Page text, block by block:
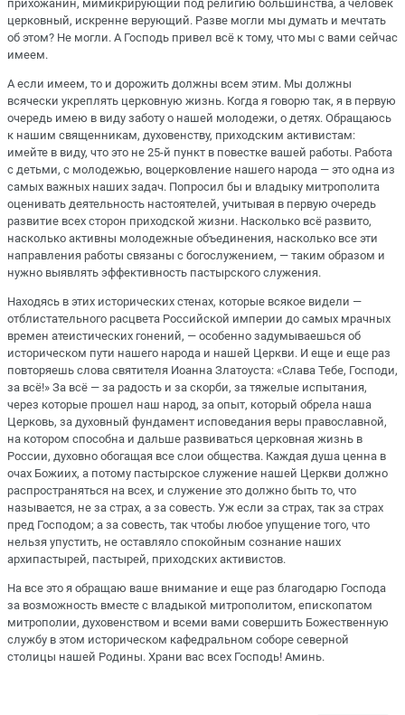
прихожанин, мимикрирующий под религию большинства, а человек
церковный, искренне верующий. Разве могли мы думать и мечтать
об этом? Не могли. А Господь привел всё к тому, что мы с вами сейчас
имеем.
А если имеем, то и дорожить должны всем этим. Мы должны
всячески укреплять церковную жизнь. Когда я говорю так, я в первую
очередь имею в виду заботу о нашей молодежи, о детях. Обращаюсь
к нашим священникам, духовенству, приходским активистам:
имейте в виду, что это не 25-й пункт в повестке вашей работы. Работа
с детьми, с молодежью, воцерковление нашего народа — это одна из
самых важных наших задач. Попросил бы и владыку митрополита
оценивать деятельность настоятелей, учитывая в первую очередь
развитие всех сторон приходской жизни. Насколько всё развито,
насколько активны молодежные объединения, насколько все эти
направления работы связаны с богослужением, — таким образом и
нужно выявлять эффективность пастырского служения.
Находясь в этих исторических стенах, которые всякое видели —
отблистательного расцвета Российской империи до самых мрачных
времен атеистических гонений, — особенно задумываешься об
историческом пути нашего народа и нашей Церкви. И еще и еще раз
повторяешь слова святителя Иоанна Златоуста: «Слава Тебе, Господи,
за всё!» За всё — за радость и за скорби, за тяжелые испытания,
через которые прошел наш народ, за опыт, который обрела наша
Церковь, за духовный фундамент исповедания веры православной,
на котором способна и дальше развиваться церковная жизнь в
России, духовно обогащая все слои общества. Каждая душа ценна в
очах Божиих, а потому пастырское служение нашей Церкви должно
распространяться на всех, и служение это должно быть то, что
называется, не за страх, а за совесть. Уж если за страх, так за страх
пред Господом; а за совесть, так чтобы любое упущение того, что
нельзя упустить, не оставляло спокойным сознание наших
архипастырей, пастырей, приходских активистов.
На все это я обращаю ваше внимание и еще раз благодарю Господа
за возможность вместе с владыкой митрополитом, епископатом
митрополии, духовенством и всеми вами совершить Божественную
службу в этом историческом кафедральном соборе северной
столицы нашей Родины. Храни вас всех Господь! Аминь.